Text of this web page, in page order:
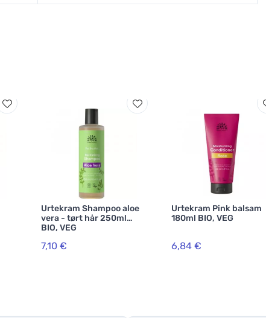
Urtekram Shampoo aloe
vera - tørt hår 250ml
BIO, VEG
7,10 €
Urtekram Pink balsam
180ml BIO, VEG
6,84 €